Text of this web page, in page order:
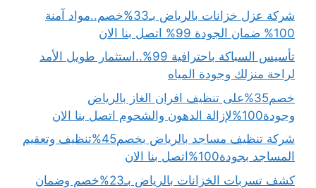
شركة عزل خزانات بالرياض بـ33%خصم..مواد آمنة
100% ضمان الجودة 99% اتصل بنا الان
تأسيس السباكة باحترافية 99%..استثمار طويل الأمد
لراحة منزلك وجودة المياه
خصم35%على تنظيف افران الغاز بالرياض
وجودة100%لإزالة الدهون والشحوم اتصل بنا الان
شركة تنظيف مساجد بالرياض بخصم45%تنظيف وتعقيم
المساجد بجودة100%اتصل بنا الان
كشف تسربات الخزانات بالرياض بـ23%خصم وضمان